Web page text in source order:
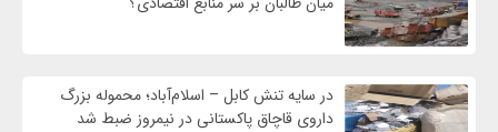
در سایه تنش کابل – اسلام‌آباد؛ محموله بزرگ
داروی قاچاق پاکستانی در نیمروز ضبط شد